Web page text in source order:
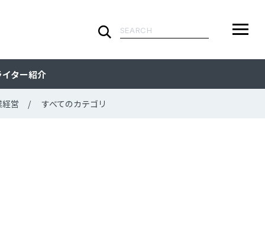
検
イター紹介
営 すべてのカテゴリ
ARTICLE
すべての記事
CATEGORY